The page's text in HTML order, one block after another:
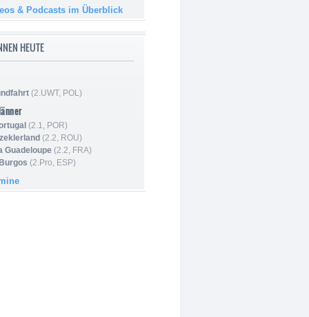
& Podcasts im Überblick
HEUTE
(2.UWT, POL)
(2.1, POR)
(2.2, ROU)
Guadeloupe (2.2, FRA)
(2.Pro, ESP)